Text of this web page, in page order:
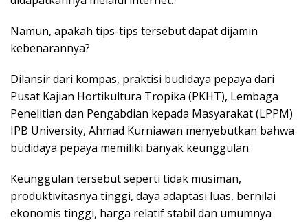
Namun, apakah tips-tips tersebut dapat dijamin
kebenarannya?
Dilansir dari kompas, praktisi budidaya pepaya dari
Pusat Kajian Hortikultura Tropika (PKHT), Lembaga
Penelitian dan Pengabdian kepada Masyarakat (LPPM)
IPB University, Ahmad Kurniawan menyebutkan bahwa
budidaya pepaya memiliki banyak keunggulan.
Keunggulan tersebut seperti tidak musiman,
produktivitasnya tinggi, daya adaptasi luas, bernilai
ekonomis tinggi, harga relatif stabil dan umumnya